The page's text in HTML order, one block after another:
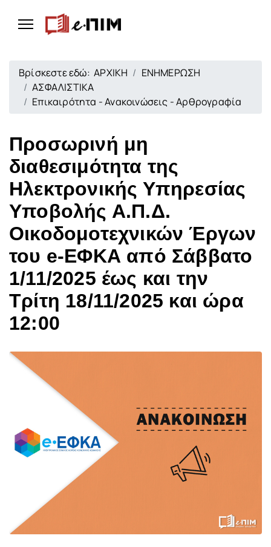
Βρίσκεστε εδώ:ΑΡΧΙΚΗ
ΕΝΗΜΕΡΩΣΗ
ΑΣΦΑΛΙΣΤΙΚΑ
Επικαιρότητα - Ανακοινώσεις - Αρθρογραφία
Προσωρινή μη
διαθεσιμότητα της
Ηλεκτρονικής Υπηρεσίας
Υποβολής Α.Π.Δ.
Οικοδομοτεχνικών Έργων
του e-ΕΦΚΑ από Σάββατο
1/11/2025 έως και την
Τρίτη 18/11/2025 και ώρα
12:00